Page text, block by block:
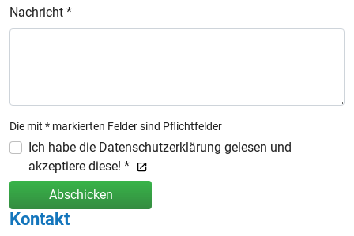
Nachricht *
Die mit * markierten Felder sind Pflichtfelder
Ich habe die Datenschutzerklärung gelesen und
akzeptiere diese! *
Abschicken
Kontakt